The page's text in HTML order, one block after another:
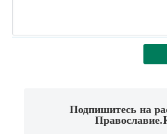
Подпишитесь на